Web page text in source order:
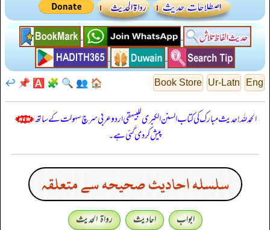
Eng
Ur-Latn
Book Store
🏠
👥
🔍
🧩
🅰️
📌
↩️
الحمدللہ! حدیث مبارک کی کتاب السنن الكبرى للبيهقي اردو عربی سرچ سہولت کے ساتھ
پیش کر دی گئی ہے۔
سلسله احاديث صحيحه سے متعلقہ
ابواب احادیث
رواۃ الحدیث